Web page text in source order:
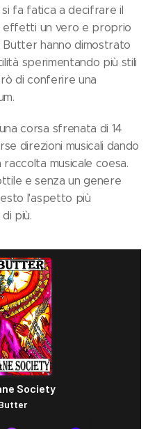
fa fatica a decifrare il
effetti un vero e proprio
Butter hanno dimostrato
sperimentando più stili
di conferire una
corsa sfrenata di 14
direzioni musicali dando
musicale coesa.
e senza un genere
l'aspetto più
più.